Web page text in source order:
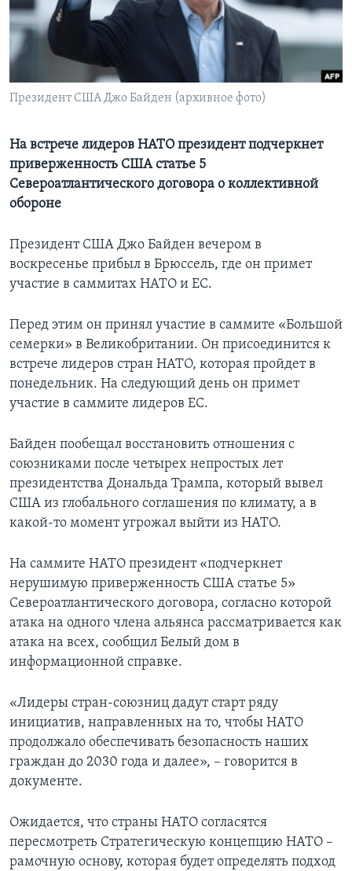
Learning English
СОЦИАЛЬНЫЕ СЕТИ
Языки
Президент США Джо Байден (архивное фото)
На встрече лидеров НАТО президент подчеркнет
приверженность США статье 5
Североатлантического договора о коллективной
обороне
Президент США Джо Байден вечером в
воскресенье прибыл в Брюссель, где он примет
участие в саммитах НАТО и ЕС.
Перед этим он принял участие в саммите «Большой
семерки» в Великобритании. Он присоединится к
встрече лидеров стран НАТО, которая пройдет в
понедельник. На следующий день он примет
участие в саммите лидеров ЕС.
Байден пообещал восстановить отношения с
союзниками после четырех непростых лет
президентства Дональда Трампа, который вывел
США из глобального соглашения по климату, а в
какой-то момент угрожал выйти из НАТО.
На саммите НАТО президент «подчеркнет
нерушимую приверженность США статье 5»
Североатлантического договора, согласно которой
атака на одного члена альянса рассматривается как
атака на всех, сообщил Белый дом в
информационной справке.
«Лидеры стран-союзниц дадут старт ряду
инициатив, направленных на то, чтобы НАТО
продолжало обеспечивать безопасность наших
граждан до 2030 года и далее», – говорится в
документе.
Ожидается, что страны НАТО согласятся
пересмотреть Стратегическую концепцию НАТО –
рамочную основу, которая будет определять подход